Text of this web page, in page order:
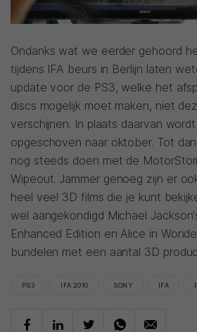
Ondanks wat we eerder gehoord
tijdens IFA beurs in Berlijn laten
update voor de PS3, welke het
discs mogelijk moet maken, niet
verschijnen. In plaats daarvan
opgeschoven naar oktober. Tot
nog steeds doen met de
Wipeout. Jammer genoeg zijn er
heel veel 3D films die je kunt
wel aangekondigd Michael
Enhanced Edition en Alice in
bundelen met een aantal 3D
PS3 IFA 2010 SONY IFA